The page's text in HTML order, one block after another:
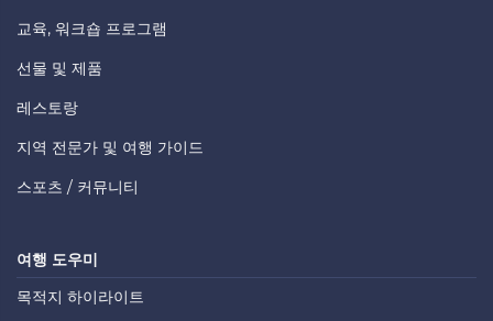
교육, 워크숍 프로그램
선물 및 제품
레스토랑
지역 전문가 및 여행 가이드
스포츠 / 커뮤니티
여행 도우미
목적지 하이라이트